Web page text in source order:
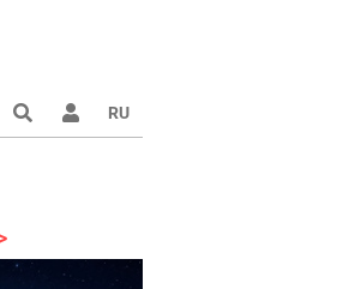
RU